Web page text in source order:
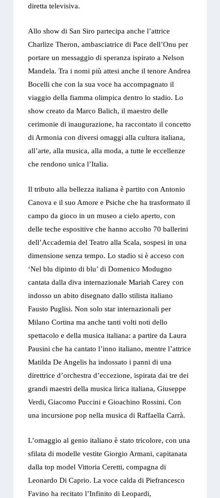
diretta televisiva.
Allo show di San Siro partecipa anche l’attrice
Charlize Theron, ambasciatrice di Pace dell’Onu per
portare un messaggio di speranza ispirato a Nelson
Mandela. Tra i nomi più attesi anche il tenore Andrea
Bocelli che con la sua voce ha accompagnato il
viaggio della fiamma olimpica dentro lo stadio. Lo
show creato da Marco Balich, il maestro delle
cerimonie di inaugurazione, ha raccontato il concetto
di Armonia con diversi omaggi alla cultura italiana,
all’arte, alla musica, alla moda, a tutte le eccellenze
che rendono unica l’Italia.
Il tributo alla bellezza italiana è partito con Antonio
Canova e il suo Amore e Psiche che ha trasformato il
campo da gioco in un museo a cielo aperto, con
delle teche espositive che hanno accolto 70 ballerini
dell’Accademia del Teatro alla Scala, sospesi in una
dimensione senza tempo. Lo stadio si è acceso con
‘Nel blu dipinto di blu’ di Domenico Modugno
cantata dalla diva internazionale Mariah Carey con
indosso un abito disegnato dallo stilista italiano
Fausto Puglisi. Non solo star internazionali per
Milano Cortina ma anche tanti volti noti dello
spettacolo e della musica italiana: a partire da Laura
Pausini che ha cantato l’inno italiano, mentre l’attrice
Matilda De Angelis ha indossato i panni di una
direttrice d’orchestra d’eccezione, ispirata dai tre dei
grandi maestri della musica lirica italiana, Giuseppe
Verdi, Giacomo Puccini e Gioachino Rossini. Con
una incursione pop nella musica di Raffaella Carrà.
L’omaggio al genio italiano è stato tricolore, con una
sfilata di modelle vestite Giorgio Armani, capitanata
dalla top model Vittoria Ceretti, compagna di
Leonardo Di Caprio. La voce calda di Piefrancesco
Favino ha recitato l’Infinito di Leopardi,